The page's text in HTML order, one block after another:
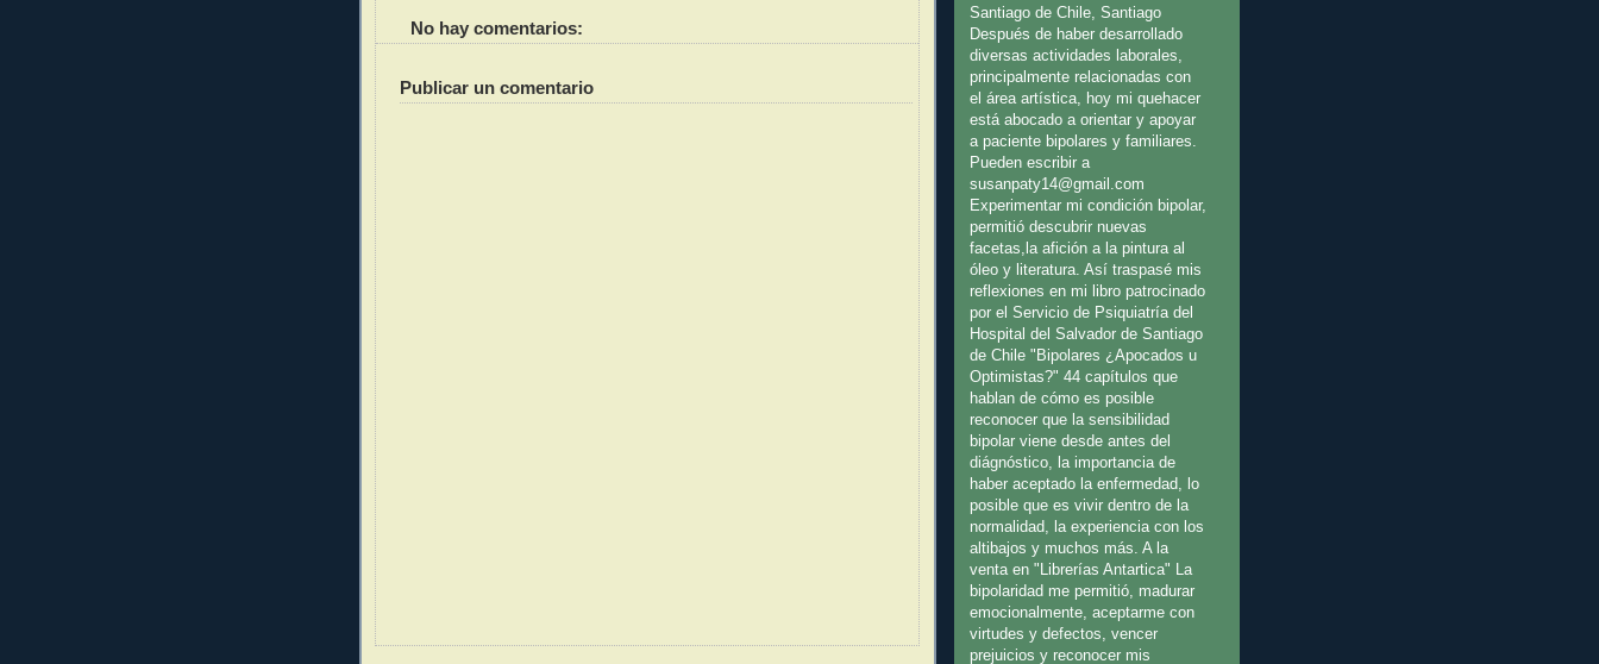
No hay comentarios:
Publicar un comentario
Santiago de Chile, Santiago
Después de haber desarrollado
diversas actividades laborales,
principalmente relacionadas con
el área artística, hoy mi quehacer
está abocado a orientar y apoyar
a paciente bipolares y familiares.
Pueden escribir a
susanpaty14@gmail.com
Experimentar mi condición bipolar,
permitió descubrir nuevas
facetas,la afición a la pintura al
óleo y literatura. Así traspasé mis
reflexiones en mi libro patrocinado
por el Servicio de Psiquiatría del
Hospital del Salvador de Santiago
de Chile "Bipolares ¿Apocados u
Optimistas?" 44 capítulos que
hablan de cómo es posible
reconocer que la sensibilidad
bipolar viene desde antes del
diágnóstico, la importancia de
haber aceptado la enfermedad, lo
posible que es vivir dentro de la
normalidad, la experiencia con los
altibajos y muchos más. A la
venta en "Librerías Antartica" La
bipolaridad me permitió, madurar
emocionalmente, aceptarme con
virtudes y defectos, vencer
prejuicios y reconocer mis